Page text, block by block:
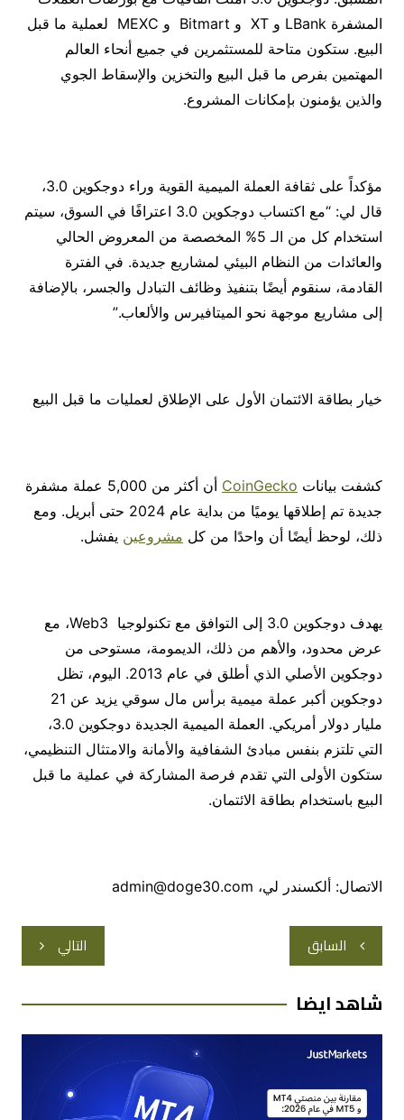
المشفرة LBank و XT و Bitmart و MEXC لعملية ما قبل
البيع. ستكون متاحة للمستثمرين في جميع أنحاء العالم
المهتمين بفرص ما قبل البيع والتخزين والإسقاط الجوي
والذين يؤمنون بإمكانات المشروع.
مؤكداً على ثقافة العملة الميمية القوية وراء دوجكوين 3.0،
قال لي: “مع اكتساب دوجكوين 3.0 اعترافًا في السوق، سيتم
استخدام كل من الـ 5% المخصصة من المعروض الحالي
والعائدات من النظام البيئي لمشاريع جديدة. في الفترة
القادمة، سنقوم أيضًا بتنفيذ وظائف التبادل والجسر، بالإضافة
إلى مشاريع موجهة نحو الميتافيرس والألعاب.”
خيار بطاقة الائتمان الأول على الإطلاق لعمليات ما قبل البيع
كشفت بيانات CoinGecko
أن أكثر من 5,000 عملة مشفرة
جديدة تم إطلاقها يوميًا من بداية عام 2024 حتى أبريل. ومع
ذلك، لوحظ أيضًا أن واحدًا من كل مشروعين يفشل.
يهدف دوجكوين 3.0 إلى التوافق مع تكنولوجيا Web3، مع
عرض محدود، والأهم من ذلك، الديمومة، مستوحى من
دوجكوين الأصلي الذي أطلق في عام 2013. اليوم، تظل
دوجكوين أكبر عملة ميمية برأس مال سوقي يزيد عن 21
مليار دولار أمريكي. العملة الميمية الجديدة دوجكوين 3.0،
التي تلتزم بنفس مبادئ الشفافية والأمانة والامتثال التنظيمي،
ستكون الأولى التي تقدم فرصة المشاركة في عملية ما قبل
البيع باستخدام بطاقة الائتمان.
الاتصال: ألكسندر لي، admin@doge30.com
تصفّح
المقالات
السابق التالي
شاهد ايضا